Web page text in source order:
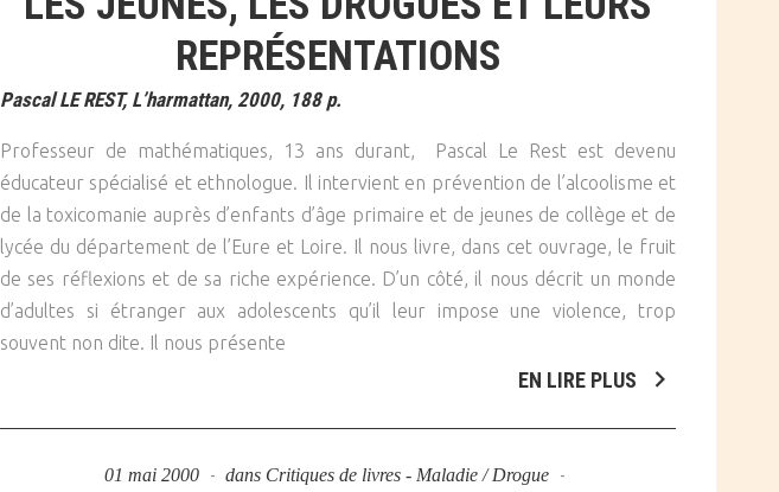
REPRÉSENTATIONS
Pascal LE REST, L’harmattan, 2000, 188 p.
Professeur de mathématiques, 13 ans durant, Pascal Le Rest est devenu
éducateur spécialisé et ethnologue. Il intervient en prévention de l’alcoolisme et
de la toxicomanie auprès d’enfants d’âge primaire et de jeunes de collège et de
lycée du département de l’Eure et Loire. Il nous livre, dans cet ouvrage, le fruit
de ses réflexions et de sa riche expérience. D’un côté, il nous décrit un monde
d’adultes si étranger aux adolescents qu’il leur impose une violence, trop
souvent non dite. Il nous présente
EN LIRE PLUS
01 mai 2000 dans Critiques de livres - Maladie / Drogue